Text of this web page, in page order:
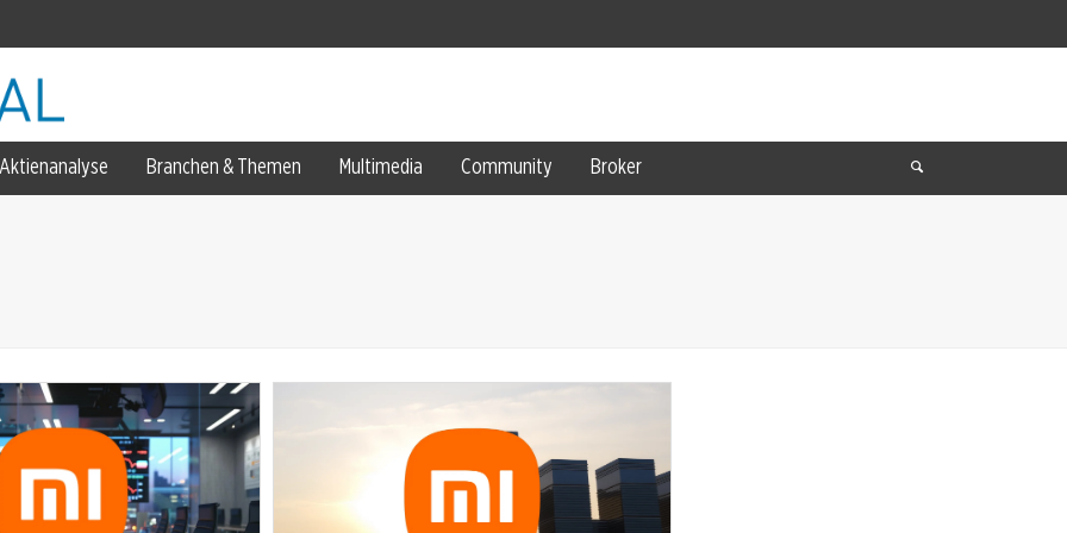
Aktienanalyse Branchen & Themen Multimedia Community Broker